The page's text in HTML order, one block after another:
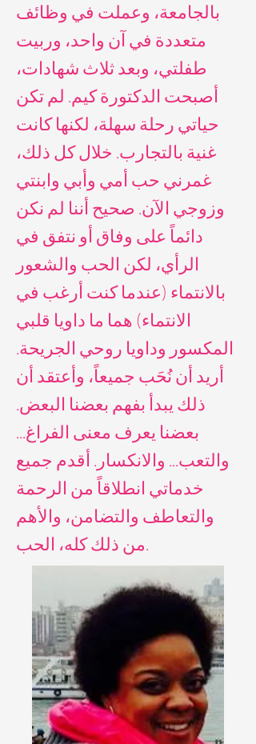
بالجامعة، وعملت في وظائف
متعددة في آن واحد، وربيت
طفلتي، وبعد ثلاث شهادات،
أصبحت الدكتورة كيم. لم تكن
حياتي رحلة سهلة، لكنها كانت
غنية بالتجارب. خلال كل ذلك،
غمرني حب أمي وأبي وابنتي
وزوجي الآن. صحيح أننا لم نكن
دائماً على وفاق أو نتفق في
الرأي، لكن الحب والشعور
بالانتماء (عندما كنت أرغب في
الانتماء) هما ما داويا قلبي
المكسور وداويا روحي الجريحة.
أريد أن نُحَب جميعاً، وأعتقد أن
ذلك يبدأ بفهم بعضنا البعض.
بعضنا يعرف معنى الفراغ...
والتعب... والانكسار. أقدم جميع
خدماتي انطلاقاً من الرحمة
والتعاطف والتضامن، والأهم
من ذلك كله، الحب.